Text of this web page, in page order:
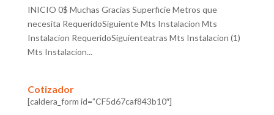
INICIO 0$ Muchas Gracias Superficie Metros que
necesita RequeridoSiguiente Mts Instalacion Mts
Instalacion RequeridoSiguienteatras Mts Instalacion (1)
Mts Instalacion...
Cotizador
[caldera_form id=”CF5d67caf843b10″]